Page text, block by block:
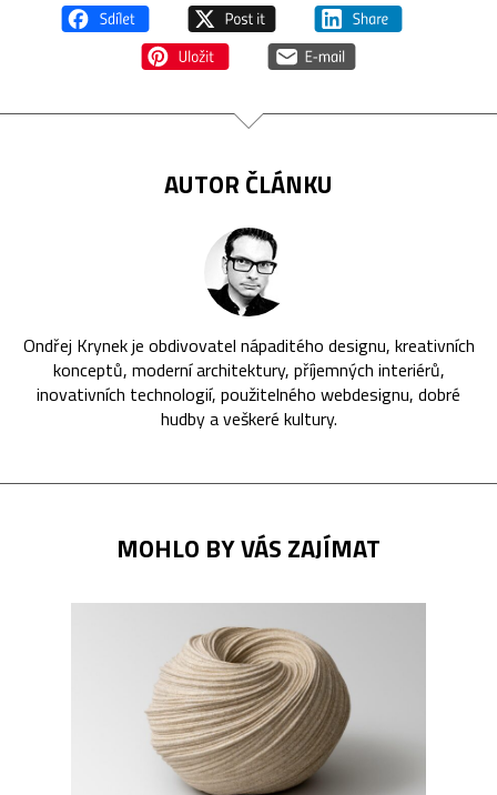
AUTOR ČLÁNKU
Ondřej Krynek je obdivovatel nápaditého designu, kreativních
konceptů, moderní architektury, příjemných interiérů,
inovativních technologií, použitelného webdesignu, dobré
hudby a veškeré kultury.
MOHLO BY VÁS ZAJÍMAT